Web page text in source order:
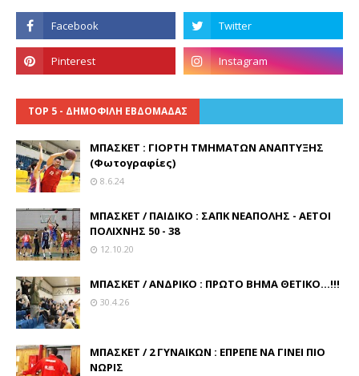
TOP 5 - ΔΗΜΟΦΙΛΗ ΕΒΔΟΜΑΔΑΣ
ΜΠΑΣΚΕΤ : ΓΙΟΡΤΗ ΤΜΗΜΑΤΩΝ ΑΝΑΠΤΥΞΗΣ
(Φωτογραφίες)
8.6.24
ΜΠΑΣΚΕΤ / ΠΑΙΔΙΚΟ : ΣΑΠΚ ΝΕΑΠΟΛΗΣ - ΑΕΤΟΙ
ΠΟΛΙΧΝΗΣ 50 - 38
12.10.20
ΜΠΑΣΚΕΤ / ΑΝΔΡΙΚΟ : ΠΡΩΤΟ ΒΗΜΑ ΘΕΤΙΚΟ...!!!
30.4.26
ΜΠΑΣΚΕΤ / 2 ΓΥΝΑΙΚΩΝ : ΕΠΡΕΠΕ ΝΑ ΓΙΝΕΙ ΠΙΟ
ΝΩΡΙΣ